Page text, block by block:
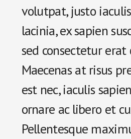
volutpat, justo
lacinia, ex sapien
sed consectetur erat
Maecenas at risus
est nec, iaculis
ornare ac libero et
Pellentesque